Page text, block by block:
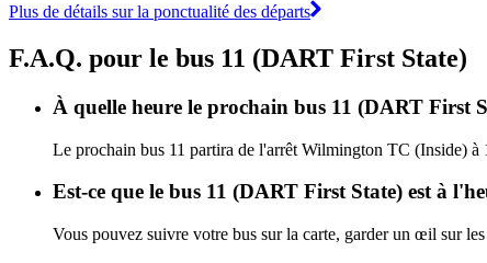
Plus de détails sur la ponctualité des départs
F.A.Q. pour le bus 11 (DART First State)
À quelle heure le prochain bus 11 (DART
Le prochain bus 11 partira de l'arrêt Wilmington TC (Inside)
Est-ce que le bus 11 (DART First State) est à
Vous pouvez suivre votre bus sur la carte, garder un œil sur